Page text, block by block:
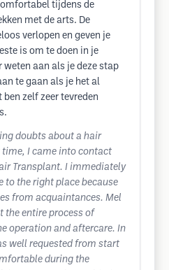
tijdens de
met de arts. De
verlopen en geven je
is om te doen in je
weten aan als je deze stap
te gaan als je het al
zelf zeer tevreden
doubts about a hair
I came into contact
Transplant. I immediately
to the right place because
from acquaintances. Mel
the entire process of
operation and aftercare. In
well requested from start
during the